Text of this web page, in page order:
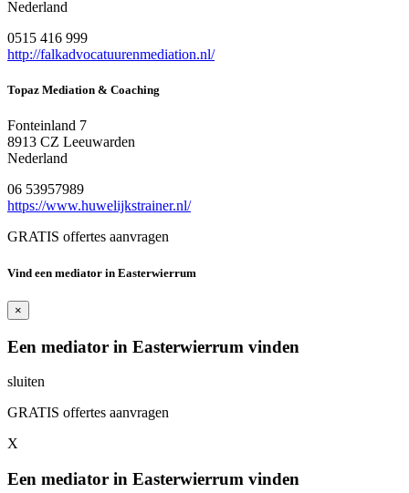
Nederland
0515 416 999
http://falkadvocatuurenmediation.nl/
Topaz Mediation & Coaching
Fonteinland 7
8913 CZ Leeuwarden
Nederland
06 53957989
https://www.huwelijkstrainer.nl/
GRATIS offertes aanvragen
Vind een mediator in Easterwierrum
×
Een mediator in Easterwierrum vinden
sluiten
GRATIS offertes aanvragen
X
Een mediator in Easterwierrum vinden